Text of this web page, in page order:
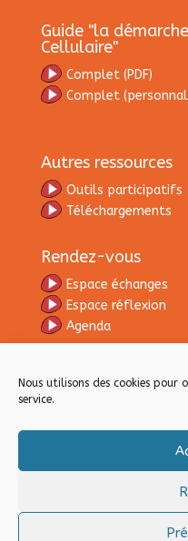
Nous utilisons des cookies
service.
Guide "la
Cellulaire"
Complet (PDF)
Complet
Autres ressources
Outils participatifs
Téléchargements
Rendez-vous
Espace échanges
Espace réflexion
Agenda
Gouvernance